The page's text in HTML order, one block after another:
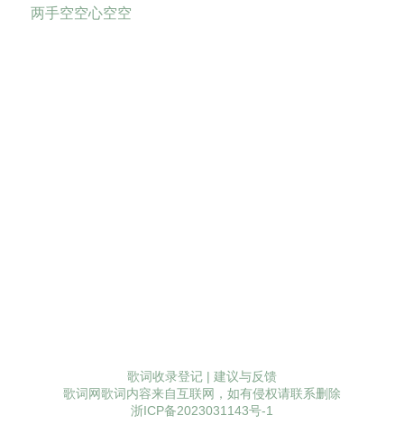
两手空空心空空
歌词收录登记 | 建议与反馈
歌词网歌词内容来自互联网，如有侵权请联系删除
浙ICP备2023031143号-1